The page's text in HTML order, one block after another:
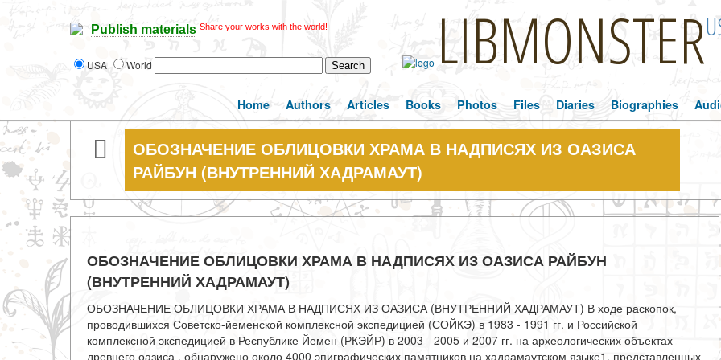
Publish materials Share your works with the world!
USA World LIBMONSTER
Home Authors Articles Books Photos Files Diaries Biographies
ОБОЗНАЧЕНИЕ ОБЛИЦОВКИ ХРАМА В НАДПИСЯХ ИЗ ОАЗИСА
РАЙБУН (ВНУТРЕННИЙ ХАДРАМАУТ)
ОБОЗНАЧЕНИЕ ОБЛИЦОВКИ ХРАМА В НАДПИСЯХ ИЗ ОАЗИСА РАЙБУН
(ВНУТРЕННИЙ ХАДРАМАУТ)
ОБОЗНАЧЕНИЕ ОБЛИЦОВКИ ХРАМА В НАДПИСЯХ ИЗ ОАЗИСА (ВНУТРЕННИЙ ХАДРАМАУТ) В ходе раскопок,
проводившихся Советско-йеменской комплексной экспедицией (СОЙКЭ) в 1983 - 1991 гг. и Российской
комплексной экспедицией в Республике Йемен (РКЭЙР) в 2003 - 2005 и 2007 гг. на археологических объектах
древнего оазиса , обнаружено около 4000 эпиграфических памятников на хадрамаутском языке1, представленных